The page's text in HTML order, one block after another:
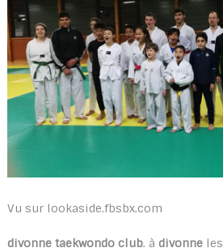
Vu sur lookaside.fbsbx.com
divonne taekwondo club. à divonneles